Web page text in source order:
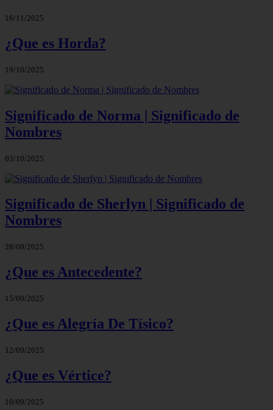
16/11/2025
¿Que es Horda?
19/10/2025
Significado de Norma | Significado de
Nombres
03/10/2025
Significado de Sherlyn | Significado de
Nombres
28/09/2025
¿Que es Antecedente?
15/09/2025
¿Que es Alegría De Tísico?
12/09/2025
¿Que es Vértice?
10/09/2025